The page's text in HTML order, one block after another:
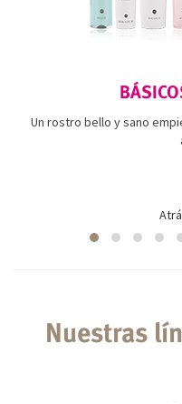
Un rostro bello y sano
Nuestras